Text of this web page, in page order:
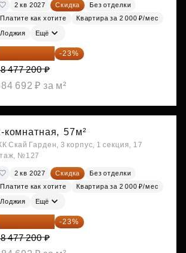
2 кв 2027 Скидка
Без отделки
Платите как хотите
Квартира за 2 000 ₽/мес
Лоджия Ещё
21 927 444 ₽ -23%
477 200 ₽
692 ₽ за м²
комнатная, 57м²
Скай Гарден, 3 корпус, 1 секция, 17
№127
2 кв 2027 Скидка
Без отделки
Платите как хотите
Квартира за 2 000 ₽/мес
Лоджия Ещё
21 927 444 ₽ -23%
477 200 ₽